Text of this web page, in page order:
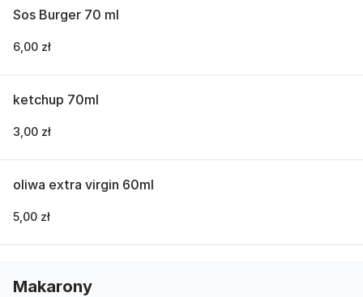
Sos Burger 70 ml
6,00 zł
ketchup 70ml
3,00 zł
oliwa extra virgin 60ml
5,00 zł
Makarony